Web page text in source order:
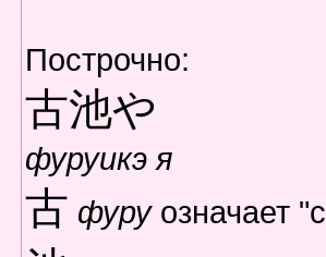
Построчно:
古池や
фуруикэ я
古 фуруозначает